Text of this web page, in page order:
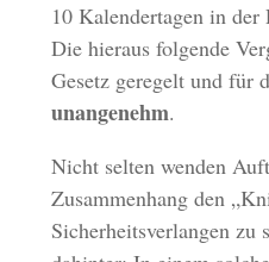
10 Kalendertagen in
Die hieraus folgende
Gesetz geregelt und für
unangenehm.
Nicht selten wenden
Zusammenhang den
Sicherheitsverlangen